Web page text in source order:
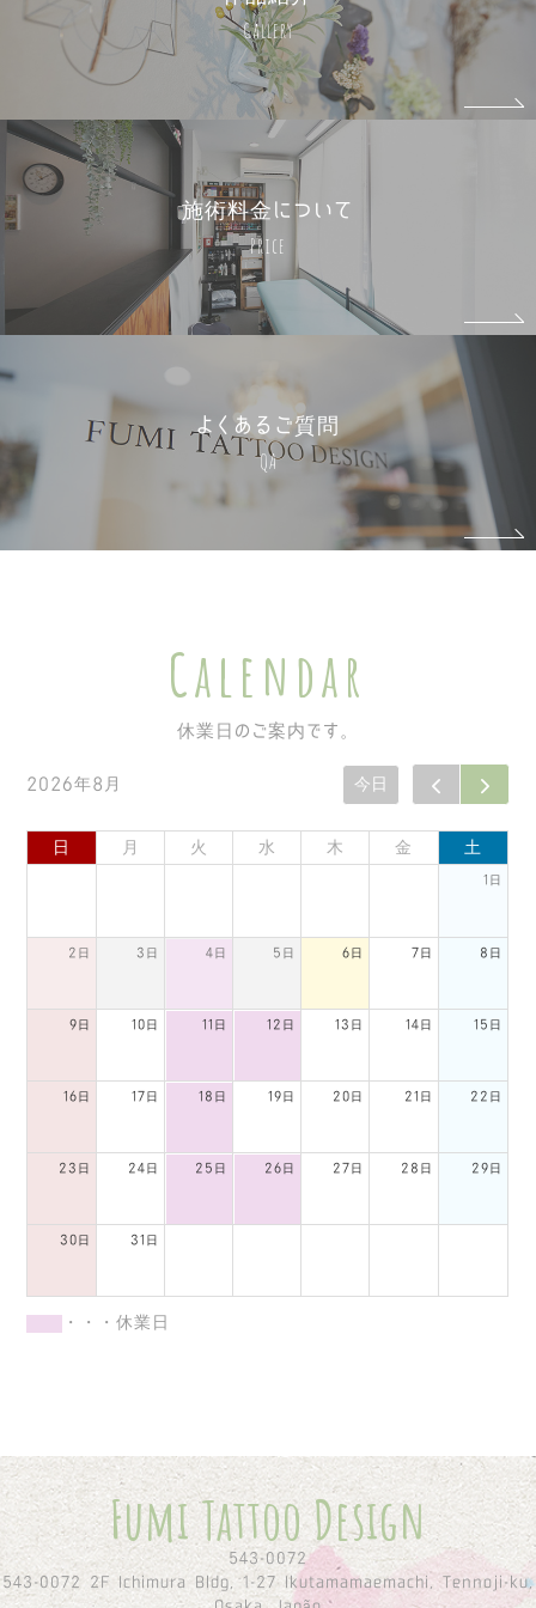
Gallery
施術料金について
Price
よくあるご質問
QA
Calendar
休業日のご案内です。
2026年8月 今日
日 月 火 水 木 金 土
1日
2日 3日 4日 5日 6日 7日 8日
9日 10日 11日 12日 13日 14日 15日
16日 17日 18日 19日 20日 21日 22日
23日 24日 25日 26日 27日 28日 29日
30日 31日
・・・休業日
Fumi Tattoo Design
543-0072
543-0072 2F Ichimura Bldg, 1-27 Ikutamamaemachi, Tennoji-ku,